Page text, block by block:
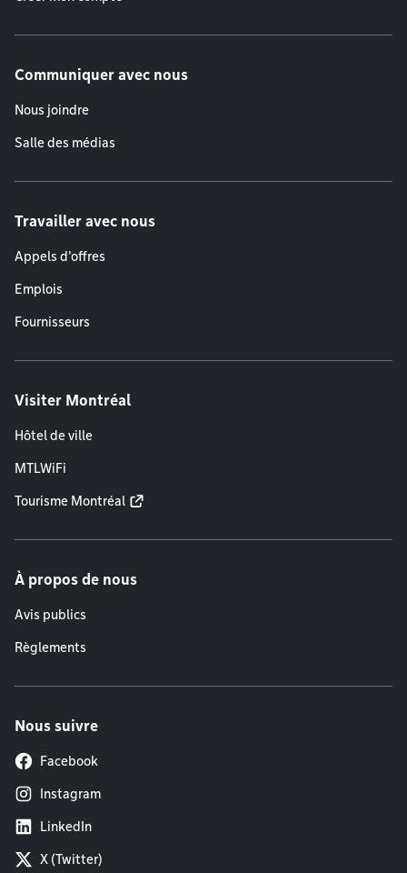
Communiquer avec nous
Nous joindre
Salle des médias
Travailler avec nous
Appels d'offres
Emplois
Fournisseurs
Visiter Montréal
Hôtel de ville
MTLWiFi
Tourisme Montréal
À propos de nous
Avis publics
Règlements
Nous suivre
Facebook
Instagram
LinkedIn
X (Twitter)